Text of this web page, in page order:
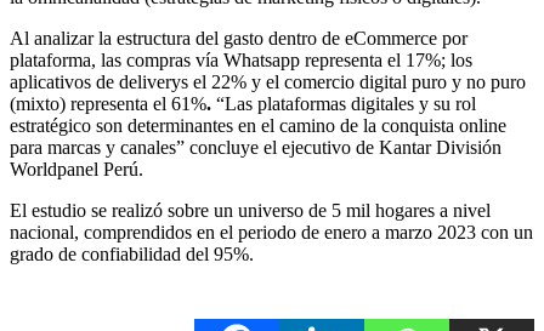
Al analizar la estructura del gasto dentro de eCommerce por
plataforma, las compras vía Whatsapp representa el 17%; los
aplicativos de deliverys el 22% y el comercio digital puro y no puro
(mixto) representa el 61%. “Las plataformas digitales y su rol
estratégico son determinantes en el camino de la conquista online
para marcas y canales” concluye el ejecutivo de Kantar División
Worldpanel Perú.
El estudio se realizó sobre un universo de 5 mil hogares a nivel
nacional, comprendidos en el periodo de enero a marzo 2023 con un
grado de confiabilidad del 95%.